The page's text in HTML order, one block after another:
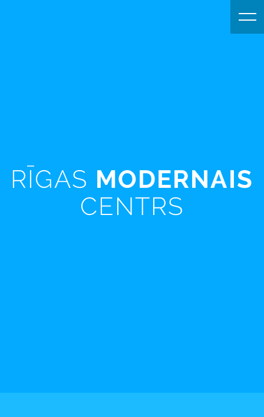
RĪGAS MODERNAIS
CENTRS